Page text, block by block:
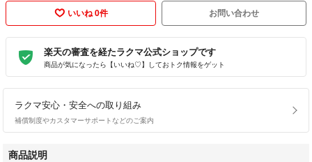
いいね 0件 お問い合わせ
楽天の審査を経たラクマ公式ショップです
商品が気になったら【いいね♡】しておトク情報をゲット
ラクマ安心・安全への取り組み
補償制度やカスタマーサポートなどのご案内
商品説明